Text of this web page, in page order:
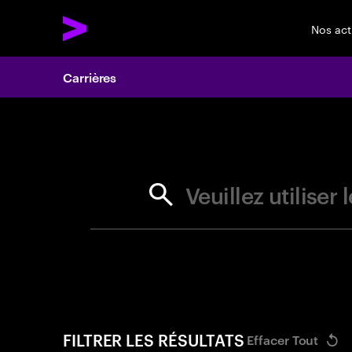
Nos
Carrières
Veuillez utiliser
FILTRER LES RÉSULTATS Effacer Tout